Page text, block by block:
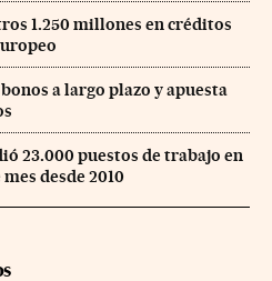
1.250 millones en créditos
a largo plazo y apuesta
23.000 puestos de trabajo en
desde 2010